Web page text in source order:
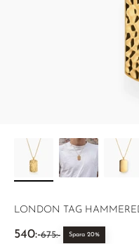
LONDON TAG
REA-pris
540:-Pris
675:- Spara 20%